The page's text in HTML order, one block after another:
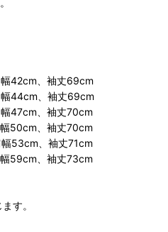
42cm、袖丈69cm
44cm、袖丈69cm
47cm、袖丈70cm
50cm、袖丈70cm
53cm、袖丈71cm
59cm、袖丈73cm
す。